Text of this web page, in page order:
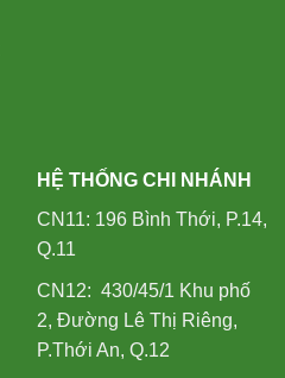
HỆ THỐNG CHI NHÁNH
CN11: 196 Bình Thới, P.14,
Q.11
CN12: 430/45/1 Khu phố
2, Đường Lê Thị Riêng,
P.Thới An, Q.12